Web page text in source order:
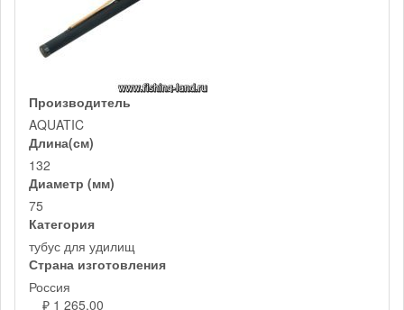
Производитель
AQUATIC
Длина(см)
132
Диаметр (мм)
75
Категория
тубус для удилищ
Страна изготовления
Россия
₽ 1 265,00